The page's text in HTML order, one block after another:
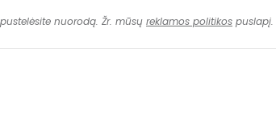
nuorodą. Žr. mūsų reklamos politikos puslapį.